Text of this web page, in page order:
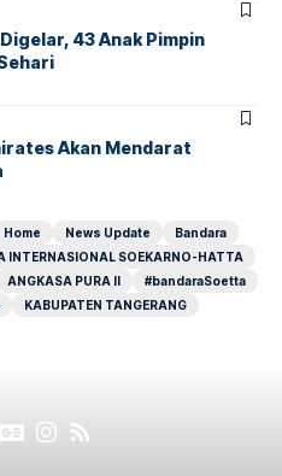
43 Anak Pimpin
Akan Mendarat
Home News Update
Bandara
INTERNASIONAL SOEKARNO-HATTA
ANGKASA PURA II
#bandaraSoetta
KABUPATEN TANGERANG